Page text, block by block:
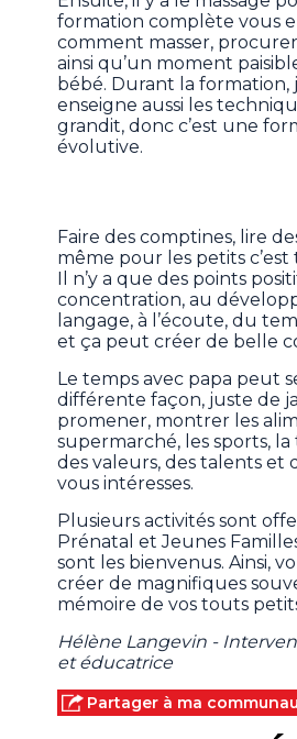
formation complète vous
comment masser,
ainsi qu’un moment
bébé. Durant la formation,
enseigne aussi les
grandit, donc c’est une
évolutive.
Faire des comptines, lire
même pour les petits
Il n’y a que des points
concentration, au
langage, à l’écoute, du
et ça peut créer de belle
Le temps avec papa peut
différente façon, juste de
promener, montrer les
supermarché, les sports, la
des valeurs, des talents et
vous intéresses.
Plusieurs activités sont
Prénatal et Jeunes
sont les bienvenus. Ainsi,
créer de magnifiques
mémoire de vos touts
Hélène Langevin -
et éducatrice
Partager à ma